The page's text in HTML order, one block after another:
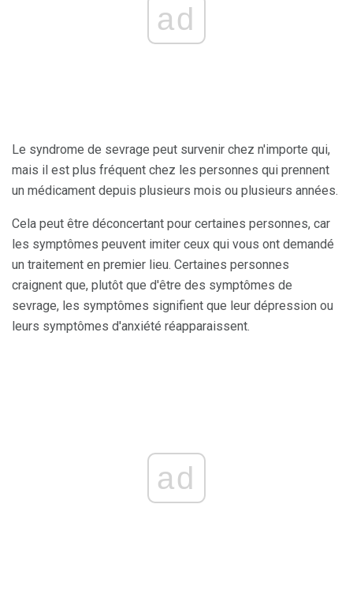
ad
Le syndrome de sevrage peut survenir chez n'importe qui,
mais il est plus fréquent chez les personnes qui prennent
un médicament depuis plusieurs mois ou plusieurs années.
Cela peut être déconcertant pour certaines personnes, car
les symptômes peuvent imiter ceux qui vous ont demandé
un traitement en premier lieu. Certaines personnes
craignent que, plutôt que d'être des symptômes de
sevrage, les symptômes signifient que leur dépression ou
leurs symptômes d'anxiété réapparaissent.
ad